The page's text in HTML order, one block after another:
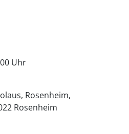
Uhr
Rosenheim
Rosenheim